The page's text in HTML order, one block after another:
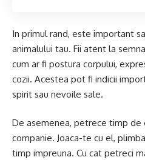
In primul rand, este important
animalului tau. Fii atent la
cum ar fi postura corpului,
cozii. Acestea pot fi indicii
spirit sau nevoile sale.
De asemenea, petrece timp de
companie. Joaca-te cu el,
timp impreuna. Cu cat petreci